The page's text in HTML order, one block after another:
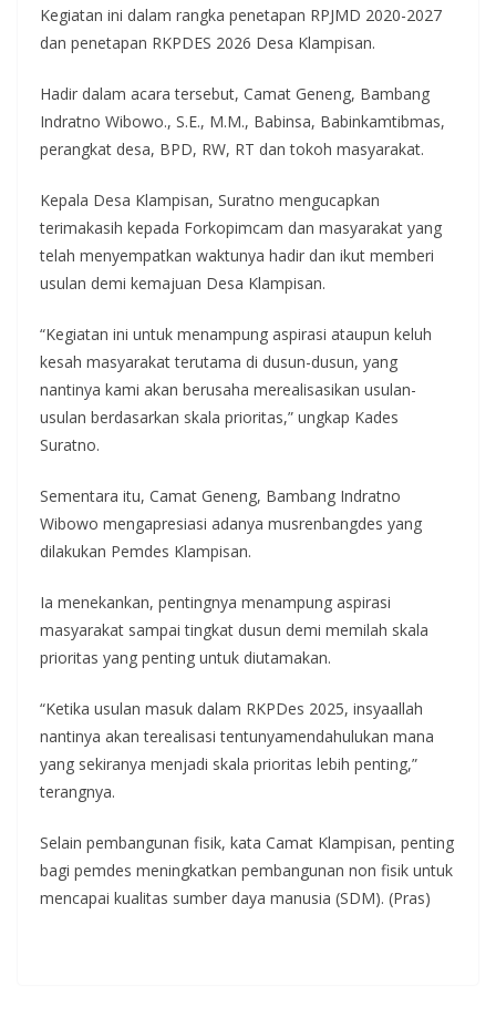
Kegiatan ini dalam rangka penetapan RPJMD 2020-2027
dan penetapan RKPDES 2026 Desa Klampisan.
Hadir dalam acara tersebut, Camat Geneng, Bambang
Indratno Wibowo., S.E., M.M., Babinsa, Babinkamtibmas,
perangkat desa, BPD, RW, RT dan tokoh masyarakat.
Kepala Desa Klampisan, Suratno mengucapkan
terimakasih kepada Forkopimcam dan masyarakat yang
telah menyempatkan waktunya hadir dan ikut memberi
usulan demi kemajuan Desa Klampisan.
“Kegiatan ini untuk menampung aspirasi ataupun keluh
kesah masyarakat terutama di dusun-dusun, yang
nantinya kami akan berusaha merealisasikan usulan-
usulan berdasarkan skala prioritas,” ungkap Kades
Suratno.
Sementara itu, Camat Geneng, Bambang Indratno
Wibowo mengapresiasi adanya musrenbangdes yang
dilakukan Pemdes Klampisan.
Ia menekankan, pentingnya menampung aspirasi
masyarakat sampai tingkat dusun demi memilah skala
prioritas yang penting untuk diutamakan.
“Ketika usulan masuk dalam RKPDes 2025, insyaallah
nantinya akan terealisasi tentunyamendahulukan mana
yang sekiranya menjadi skala prioritas lebih penting,”
terangnya.
Selain pembangunan fisik, kata Camat Klampisan, penting
bagi pemdes meningkatkan pembangunan non fisik untuk
mencapai kualitas sumber daya manusia (SDM). (Pras)